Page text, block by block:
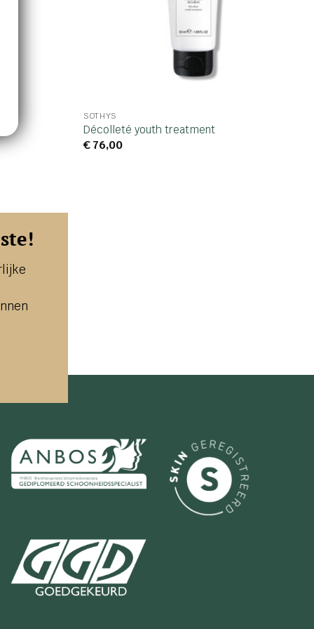
SOTHYS
Décolleté youth treatment
€76,00